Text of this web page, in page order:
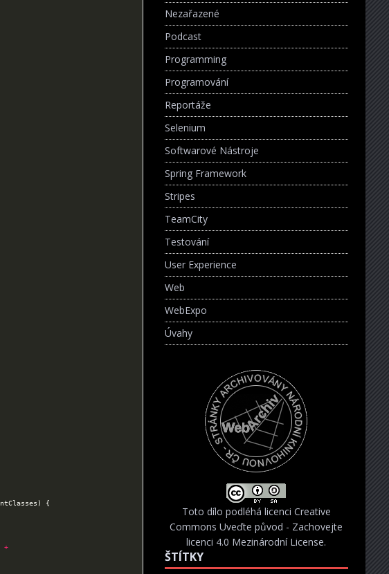
+
Nezařazené
Podcast
Programming
Programování
Reportáže
Selenium
Softwarové Nástroje
Spring Framework
Stripes
TeamCity
Testování
User Experience
Web
WebExpo
Úvahy
Toto dílo podléhá licenci Creative
Commons Uveďte původ - Zachovejte
licenci 4.0 Mezinárodní License.
ŠTÍTKY